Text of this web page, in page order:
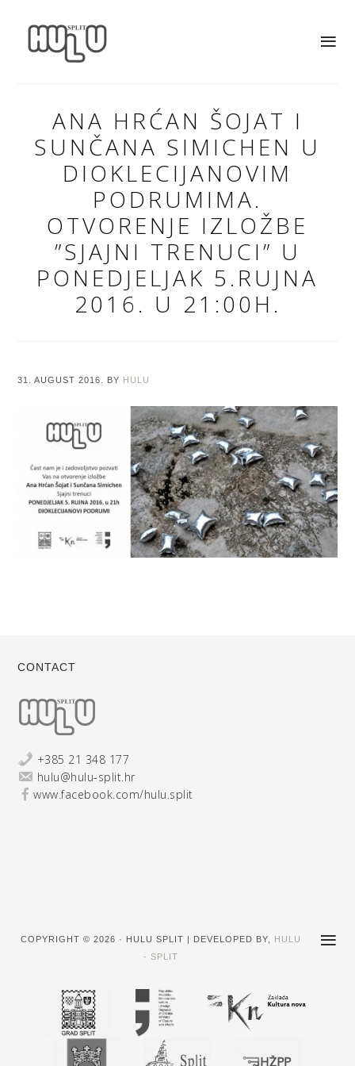
ANA HRĆAN ŠOJAT I
SUNČANA SIMICHEN U
DIOKLECIJANOVIM
PODRUMIMA.
OTVORENJE IZLOŽBE
”SJAJNI TRENUCI” U
PONEDJELJAK 5.RUJNA
2016. U 21:00H.
31. AUGUST 2016. BY HULU
CONTACT
+385 21 348 177
hulu@hulu-split.hr
www.facebook.com/hulu.split
COPYRIGHT © 2026 · HULU SPLIT | DEVELOPED BY,
HULU
- SPLIT